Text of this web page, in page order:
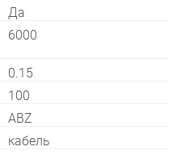
Да
6000
0.15
100
ABZ
кабель